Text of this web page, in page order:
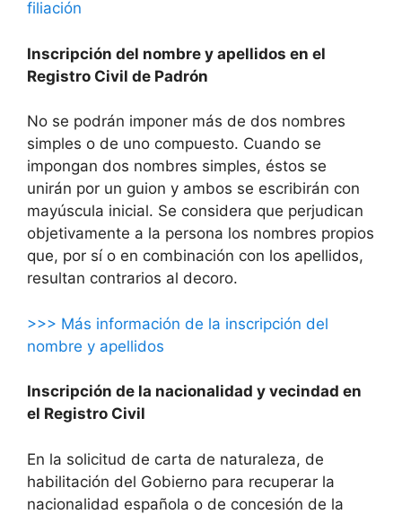
filiación
Inscripción del nombre y apellidos en el
Registro Civil de Padrón
No se podrán imponer más de dos nombres
simples o de uno compuesto. Cuando se
impongan dos nombres simples, éstos se
unirán por un guion y ambos se escribirán con
mayúscula inicial. Se considera que perjudican
objetivamente a la persona los nombres propios
que, por sí o en combinación con los apellidos,
resultan contrarios al decoro.
>>> Más información de la inscripción del
nombre y apellidos
Inscripción de la nacionalidad y vecindad en
el Registro Civil
En la solicitud de carta de naturaleza, de
habilitación del Gobierno para recuperar la
nacionalidad española o de concesión de la